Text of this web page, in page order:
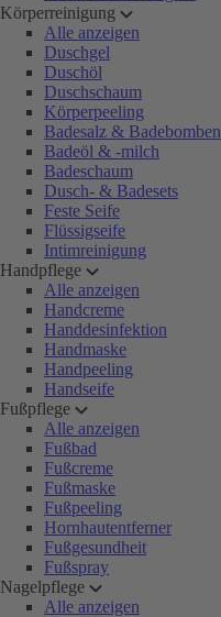
Körperreinigung
Alle anzeigen
Duschgel
Duschöl
Duschschaum
Körperpeeling
Badesalz & Badebomben
Badeöl & -milch
Badeschaum
Dusch- & Badesets
Feste Seife
Flüssigseife
Intimreinigung
Handpflege
Alle anzeigen
Handcreme
Handdesinfektion
Handmaske
Handpeeling
Handseife
Fußpflege
Alle anzeigen
Fußbad
Fußcreme
Fußmaske
Fußpeeling
Hornhautentferner
Fußgesundheit
Fußspray
Nagelpflege
Alle anzeigen